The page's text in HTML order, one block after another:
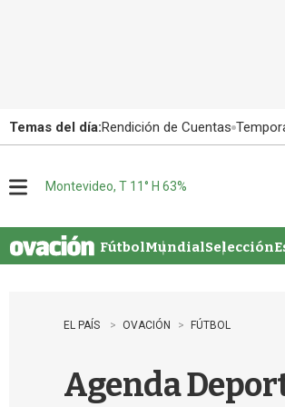
Temas del día:Rendición de Cuentas
u
Montevideo, T 11° H 63%
FútbolMundialSelección
EL PAÍS OVACIÓN FÚTBOL
Agenda